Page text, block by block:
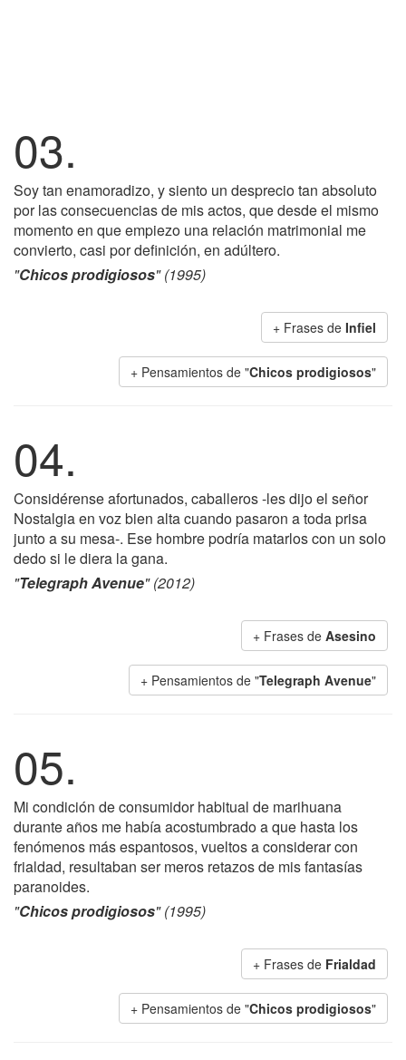
03.
Soy tan enamoradizo, y siento un desprecio tan absoluto
por las consecuencias de mis actos, que desde el mismo
momento en que empiezo una relación matrimonial me
convierto, casi por definición, en adúltero.
"Chicos prodigiosos" (1995)
+ Frases de Infiel
+ Pensamientos de "Chicos prodigiosos"
04.
Considérense afortunados, caballeros -les dijo el señor
Nostalgia en voz bien alta cuando pasaron a toda prisa
junto a su mesa-. Ese hombre podría matarlos con un solo
dedo si le diera la gana.
"Telegraph Avenue" (2012)
+ Frases de Asesino
+ Pensamientos de "Telegraph Avenue"
05.
Mi condición de consumidor habitual de marihuana
durante años me había acostumbrado a que hasta los
fenómenos más espantosos, vueltos a considerar con
frialdad, resultaban ser meros retazos de mis fantasías
paranoides.
"Chicos prodigiosos" (1995)
+ Frases de Frialdad
+ Pensamientos de "Chicos prodigiosos"